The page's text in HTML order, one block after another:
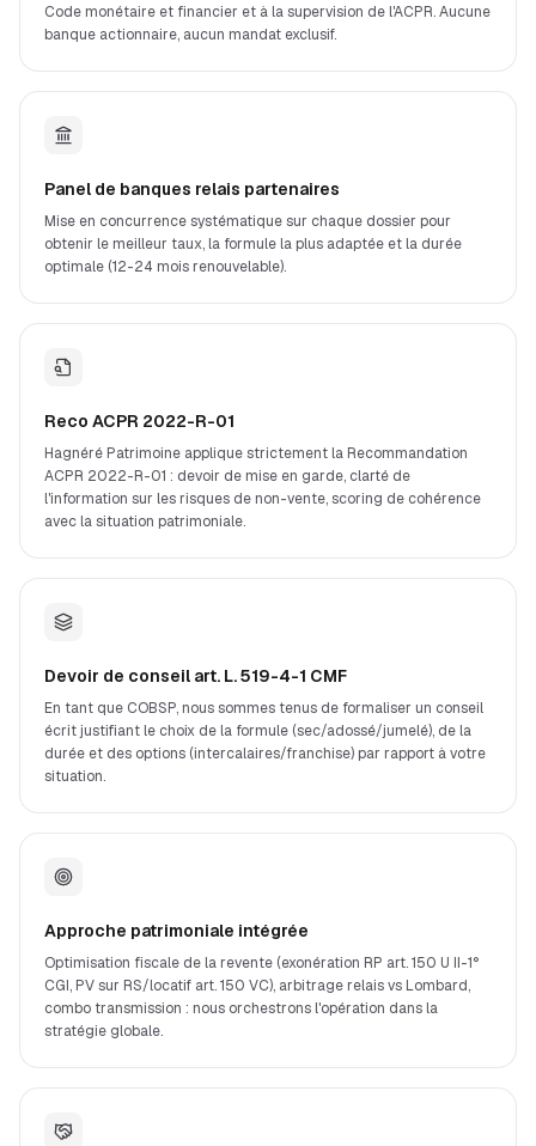
Code monétaire et financier et à la supervision de l'ACPR. Aucune
banque actionnaire, aucun mandat exclusif.
Panel de banques relais partenaires
Mise en concurrence systématique sur chaque dossier pour
obtenir le meilleur taux, la formule la plus adaptée et la durée
optimale (12-24 mois renouvelable).
Reco ACPR 2022-R-01
Hagnéré Patrimoine applique strictement la Recommandation
ACPR 2022-R-01 : devoir de mise en garde, clarté de
l'information sur les risques de non-vente, scoring de cohérence
avec la situation patrimoniale.
Devoir de conseil art. L. 519-4-1 CMF
En tant que COBSP, nous sommes tenus de formaliser un conseil
écrit justifiant le choix de la formule (sec/adossé/jumelé), de la
durée et des options (intercalaires/franchise) par rapport à votre
situation.
Approche patrimoniale intégrée
Optimisation fiscale de la revente (exonération RP art. 150 U II-1°
CGI, PV sur RS/locatif art. 150 VC), arbitrage relais vs Lombard,
combo transmission : nous orchestrons l'opération dans la
stratégie globale.